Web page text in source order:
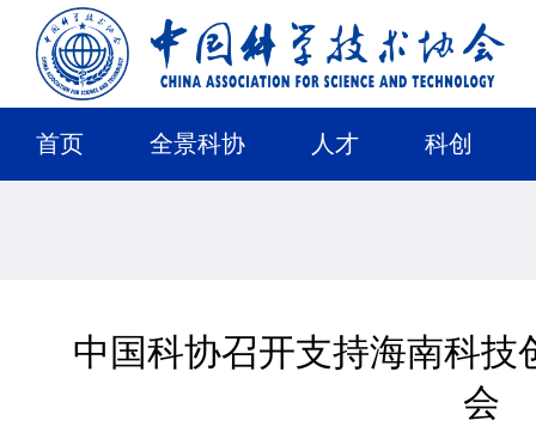
首页 全景科协 人才 科创
中国科协召开支持海南科技
会